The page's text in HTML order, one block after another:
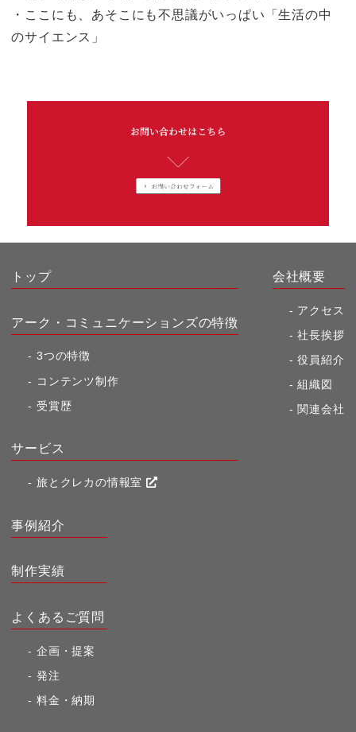
・ここにも、あそこにも不思議がいっぱい「生活の中
のサイエンス」
トップ
アーク・コミュニケーションズの特徴
3つの特徴
コンテンツ制作
受賞歴
サービス
旅とクレカの情報室
会社概要
アクセス
社長挨拶
役員紹介
組織図
関連会社
事例紹介
制作実績
よくあるご質問
企画・提案
発注
料金・納期